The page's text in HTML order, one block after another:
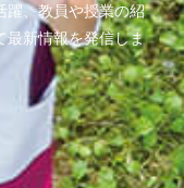
躍、教員や授業の紹
最新情報を発信しま